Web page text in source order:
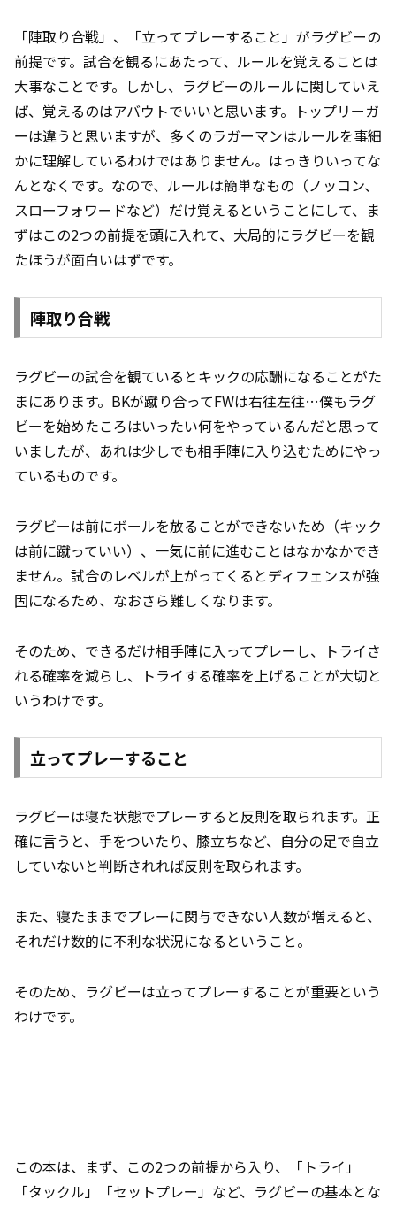
「陣取り合戦」、「立ってプレーすること」がラグビーの
前提です。試合を観るにあたって、ルールを覚えることは
大事なことです。しかし、ラグビーのルールに関していえ
ば、覚えるのはアバウトでいいと思います。トップリーガ
ーは違うと思いますが、多くのラガーマンはルールを事細
かに理解しているわけではありません。はっきりいってな
んとなくです。なので、ルールは簡単なもの（ノッコン、
スローフォワードなど）だけ覚えるということにして、ま
ずはこの2つの前提を頭に入れて、大局的にラグビーを観
たほうが面白いはずです。
陣取り合戦
ラグビーの試合を観ているとキックの応酬になることがた
まにあります。BKが蹴り合ってFWは右往左往…僕もラグ
ビーを始めたころはいったい何をやっているんだと思って
いましたが、あれは少しでも相手陣に入り込むためにやっ
ているものです。
ラグビーは前にボールを放ることができないため（キック
は前に蹴っていい）、一気に前に進むことはなかなかでき
ません。試合のレベルが上がってくるとディフェンスが強
固になるため、なおさら難しくなります。
そのため、できるだけ相手陣に入ってプレーし、トライさ
れる確率を減らし、トライする確率を上げることが大切と
いうわけです。
立ってプレーすること
ラグビーは寝た状態でプレーすると反則を取られます。正
確に言うと、手をついたり、膝立ちなど、自分の足で自立
していないと判断されれば反則を取られます。
また、寝たままでプレーに関与できない人数が増えると、
それだけ数的に不利な状況になるということ。
そのため、ラグビーは立ってプレーすることが重要という
わけです。
この本は、まず、この2つの前提から入り、「トライ」
「タックル」「セットプレー」など、ラグビーの基本とな